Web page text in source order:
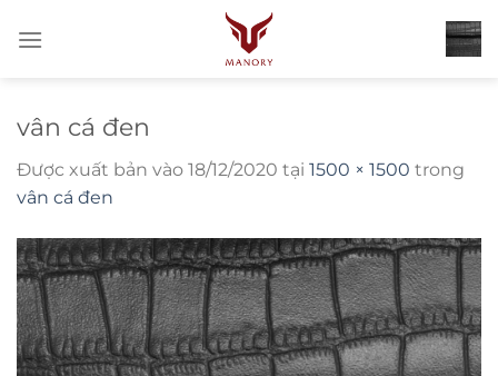
qua
vân cá đen
Được xuất bản vào 18/12/2020 tại 1500 × 1500 trong
vân cá đen